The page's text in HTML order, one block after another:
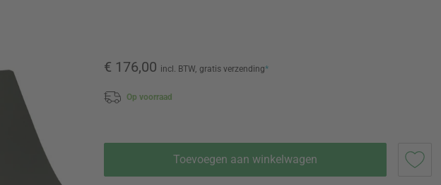
€ 176,00 incl. BTW, gratis verzending*
Op voorraad
Toevoegen aan winkelwagen